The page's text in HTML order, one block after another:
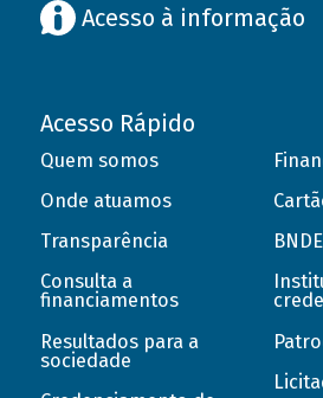
Acesso à informação
Acesso Rápido
Quem somos
Onde atuamos
Transparência
Consulta a
financiamentos
Resultados para a
sociedade